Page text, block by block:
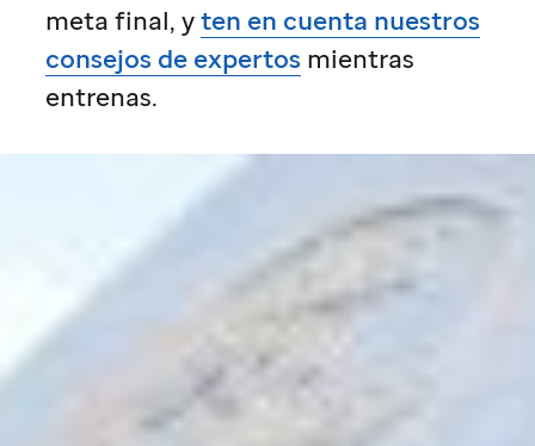
meta final, yten en cuenta nuestros
consejos de expertos mientras
entrenas.